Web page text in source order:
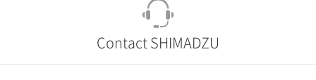
Contact SHIMADZU